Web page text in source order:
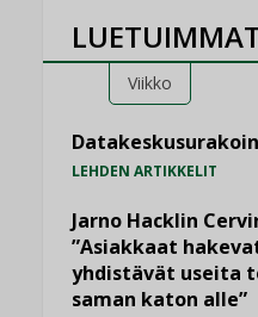
Viikko
LEHDEN ARTIKKELIT
Jarno Hacklin
”Asiakkaat
yhdistävät useita
saman katon alle”